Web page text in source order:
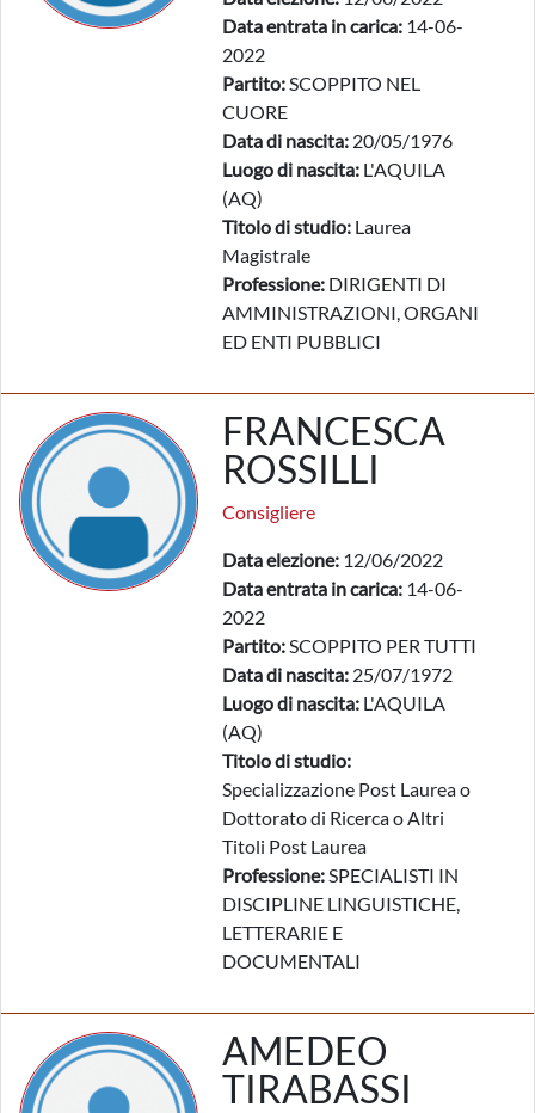
Data entrata in carica: 14-06-
2022
Partito:SCOPPITO NEL
CUORE
Data di nascita: 20/05/1976
Luogo di nascita: L'AQUILA
(AQ)
Titolo di studio: Laurea
Magistrale
Professione: DIRIGENTI DI
AMMINISTRAZIONI, ORGANI
ED ENTI PUBBLICI
FRANCESCA
ROSSILLI
Consigliere
Data elezione: 12/06/2022
Data entrata in carica: 14-06-
2022
Partito:SCOPPITO PER TUTTI
Data di nascita: 25/07/1972
Luogo di nascita: L'AQUILA
(AQ)
Titolo di studio:
Specializzazione Post Laurea o
Dottorato di Ricerca o Altri
Titoli Post Laurea
Professione:SPECIALISTI IN
DISCIPLINE LINGUISTICHE,
LETTERARIE E
DOCUMENTALI
AMEDEO
TIRABASSI